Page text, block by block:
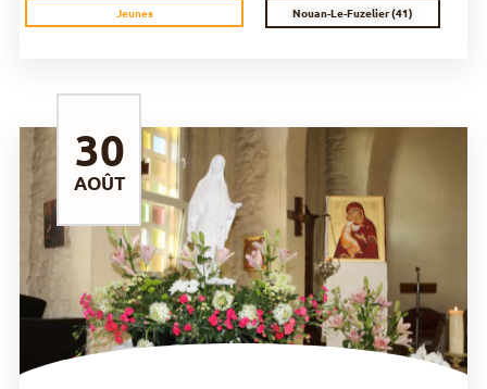
Jeunes Nouan-Le-Fuzelier (41)
AOÛT
DÉCOUVRIR
30